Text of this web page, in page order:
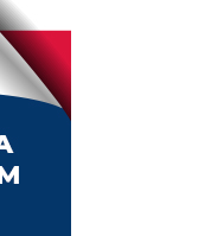
лінійку одягу та
із другом,
людей
втратив ногу у